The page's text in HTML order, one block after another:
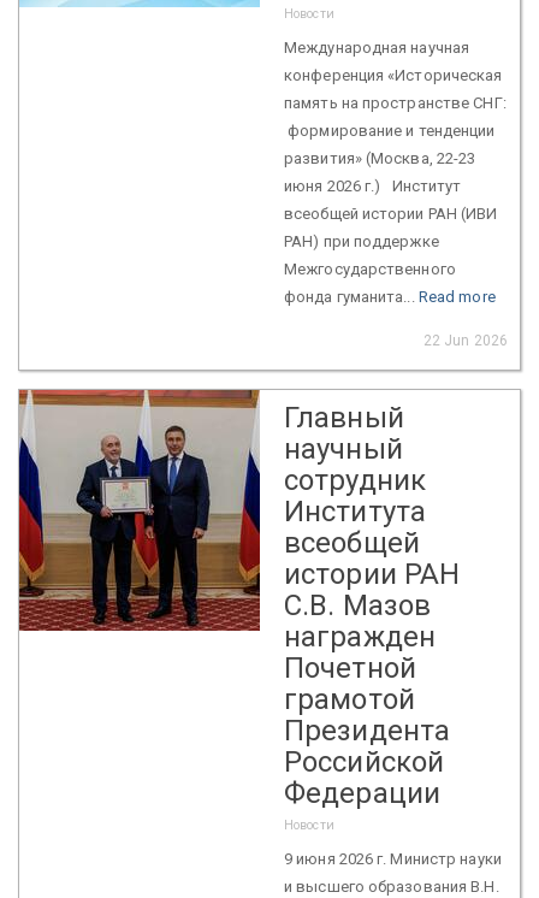
Новости
Международная научная
конференция «Историческая
память на пространстве СНГ:
формирование и тенденции
развития» (Москва, 22-23
июня 2026 г.) Институт
всеобщей истории РАН (ИВИ
РАН) при поддержке
Межгосударственного
фонда гуманита... Read more
22 Jun 2026
Главный
научный
сотрудник
Института
всеобщей
истории РАН
С.В. Мазов
награжден
Почетной
грамотой
Президента
Российской
Федерации
Новости
9 июня 2026 г. Министр науки
и высшего образования В.Н.